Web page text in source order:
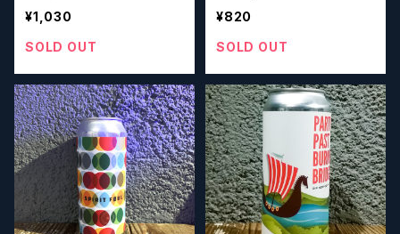
ズ】
¥1,030
SOLD OUT
ーズ【クラフトビールシザー
¥820
SOLD OUT